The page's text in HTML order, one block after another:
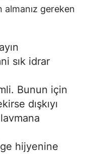
gereken
sık idrar
Bunun için
dışkıyı
hijyenine